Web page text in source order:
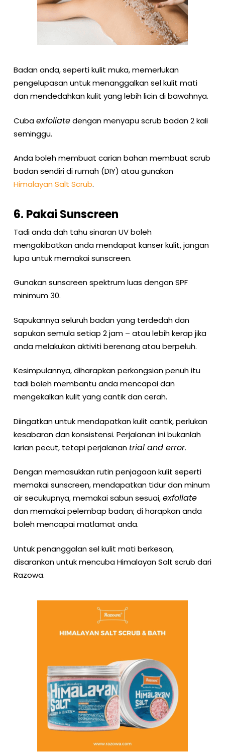
Badan anda, seperti kulit muka, memerlukan
pengelupasan untuk menanggalkan sel kulit mati
dan mendedahkan kulit yang lebih licin di bawahnya.
Cubaexfoliatedengan menyapu scrub badan 2 kali
seminggu.
Anda boleh membuat carian bahan membuat scrub
badan sendiri di rumah (DIY) atau gunakan
Himalayan Salt Scrub.
6. Pakai Sunscreen
Tadi anda dah tahu sinaran UV boleh
mengakibatkan anda mendapat kanser kulit, jangan
lupa untuk memakai sunscreen.
Gunakan sunscreen spektrum luas dengan SPF
minimum 30.
Sapukannya seluruh badan yang terdedah dan
sapukan semula setiap 2 jam – atau lebih kerap jika
anda melakukan aktiviti berenang atau berpeluh.
Kesimpulannya, diharapkan perkongsian penuh itu
tadi boleh membantu anda mencapai dan
mengekalkan kulit yang cantik dan cerah.
Diingatkan untuk mendapatkan kulit cantik, perlukan
kesabaran dan konsistensi. Perjalanan ini bukanlah
larian pecut, tetapi perjalanan trial and error.
Dengan memasukkan rutin penjagaan kulit seperti
memakai sunscreen, mendapatkan tidur dan minum
air secukupnya, memakai sabun sesuai,exfoliate
dan memakai pelembap badan; di harapkan anda
boleh mencapai matlamat anda.
Untuk penanggalan sel kulit mati berkesan,
disarankan untuk mencuba Himalayan Salt scrub dari
Razowa.